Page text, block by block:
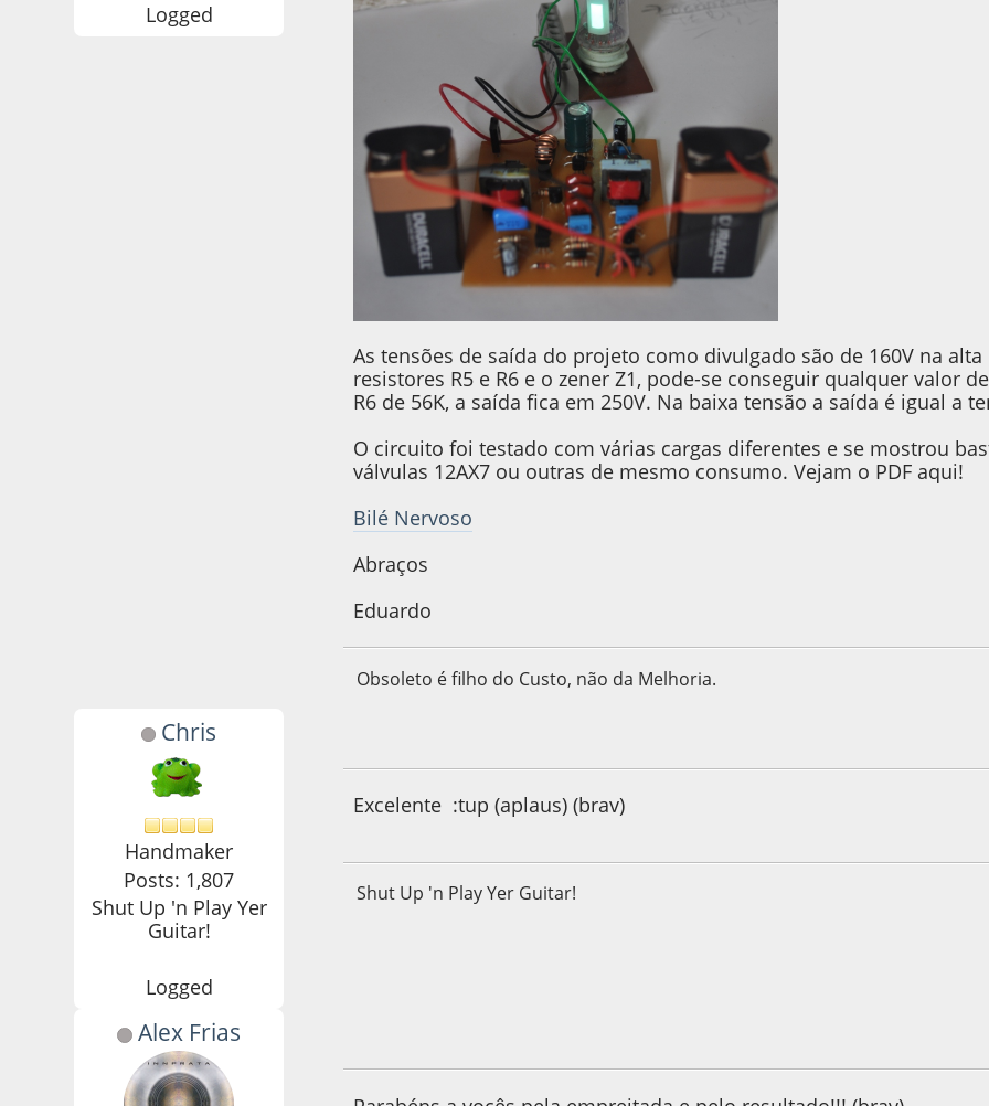
Logged
As tensões de saída do projeto como divulgado são de 160V na
resistores R5 e R6 e o zener Z1, pode-se conseguir qualquer valor
R6 de 56K, a saída fica em 250V. Na baixa tensão a saída é igual a
O circuito foi testado com várias cargas diferentes e se mostrou
válvulas 12AX7 ou outras de mesmo consumo. Vejam o PDF aqui!
Bilé Nervoso
Abraços
Eduardo
Obsoleto é filho do Custo, não da Melhoria.
Chris
Handmaker
Posts: 1,807
Shut Up 'n Play Yer
Guitar!
Logged
Excelente :tup (aplaus) (brav)
Shut Up 'n Play Yer Guitar!
Alex Frias